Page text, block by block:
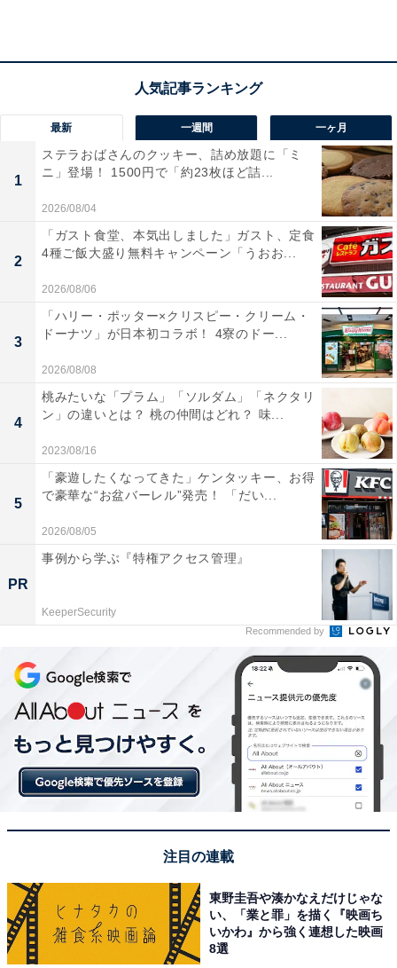
山下公園や横浜にちなんだお土産がそろうショップ
横浜市の花・バラをかたどったマドレーヌ
ありあけ「ローズマドレーヌ」（全4種、各税込302円）、3個入り（税込
907円）
「ローズマドレーヌ」は、同ショップだけで販売してい
焼き菓子で、バラの名所・山下公園にもちなんでいま
す。
フレーバーは、ストロベリー・チョコレート・キャラメ
ル・マンゴーの4種類。かわいらしい手提げは3個入り
最新 一週間 一ヶ月
1
ステラおばさんのクッキー、詰め放題に「ミ
ニ」登場！ 1500円で「約23枚ほど詰...
2026/08/04
2
「ガスト食堂、本気出しました」ガスト、定食
4種ご飯大盛り無料キャンペーン「うおお...
2026/08/06
3
「ハリー・ポッター×クリスピー・クリーム・
ドーナツ」が日本初コラボ！ 4寮のドー...
2026/08/08
4
桃みたいな「プラム」「ソルダム」「ネクタリ
ン」の違いとは？ 桃の仲間はどれ？ 味...
2023/08/16
5
「豪遊したくなってきた」ケンタッキー、お得
で豪華な“お盆バーレル”発売！ 「だい...
2026/08/05
PR
事例から学ぶ『特権アクセス管理』
KeeperSecurity
Recommended by
注目の連載
東野圭吾や湊かなえだけじゃな
い、「業と罪」を描く『映画ち
いかわ』から強く連想した映画
8選